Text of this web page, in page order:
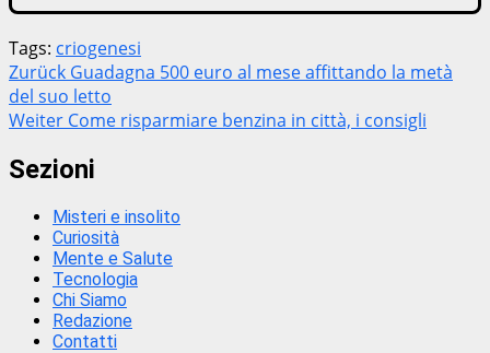
Tags: criogenesi
Beitragsnavigation
Zurück Guadagna 500 euro al mese affittando la metà
del suo letto
Weiter Come risparmiare benzina in città, i consigli
Sezioni
Misteri e insolito
Curiosità
Mente e Salute
Tecnologia
Chi Siamo
Redazione
Contatti